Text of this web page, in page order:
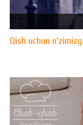
Qish uchun